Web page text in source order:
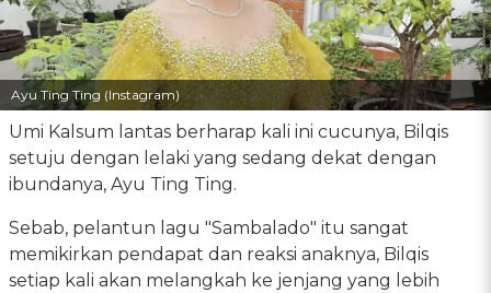
Ayu Ting Ting (Instagram)
Umi Kalsum lantas berharap kali ini cucunya, Bilqis
setuju dengan lelaki yang sedang dekat dengan
ibundanya, Ayu Ting Ting.
Sebab, pelantun lagu "Sambalado" itu sangat
memikirkan pendapat dan reaksi anaknya, Bilqis
setiap kali akan melangkah ke jenjang yang lebih